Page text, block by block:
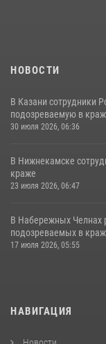
НОВОСТИ
В Казани сотрудники
подозреваемую в
30 июля 2026, 06:36
В Нижнекамске
краже
23 июля 2026, 06:47
В Набережных Челнах
подозреваемых в
17 июля 2026, 05:55
НАВИГАЦИЯ